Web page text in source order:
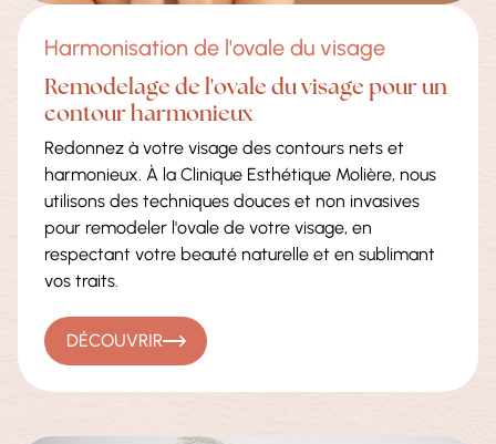
Harmonisation de l'ovale du visage
Remodelage de l'ovale du visage pour un
contour harmonieux
Redonnez à votre visage des contours nets et
harmonieux. À la Clinique Esthétique Molière, nous
utilisons des techniques douces et non invasives
pour remodeler l'ovale de votre visage, en
respectant votre beauté naturelle et en sublimant
vos traits.
DÉCOUVRIR